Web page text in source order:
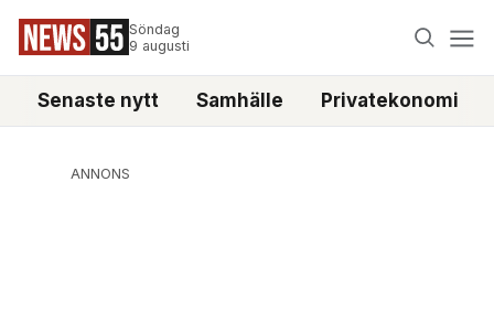
Söndag
9 augusti
Senaste nytt Samhälle Privatekonomi
ANNONS